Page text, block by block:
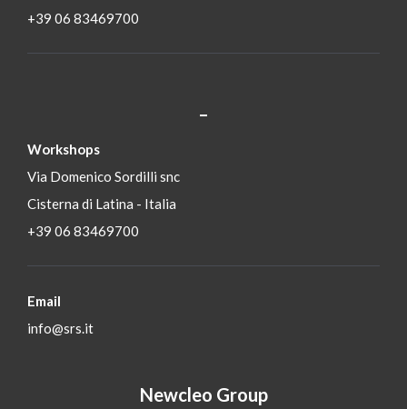
+39 06 83469700
Workshops
Via Domenico Sordilli snc
Cisterna di Latina - Italia
+39 06 83469700
Email
info@srs.it
Newcleo Group